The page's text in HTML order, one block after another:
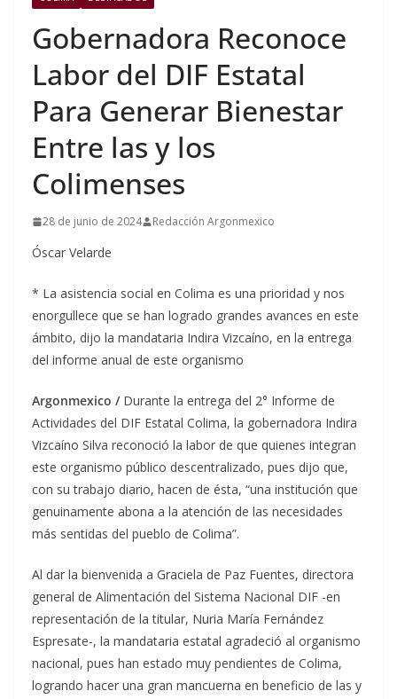
Gobernadora Reconoce
Labor del DIF Estatal
Para Generar Bienestar
Entre las y los
Colimenses
28 de junio de 2024 Redacción Argonmexico
Óscar Velarde
* La asistencia social en Colima es una prioridad y nos
enorgullece que se han logrado grandes avances en este
ámbito, dijo la mandataria Indira Vizcaíno, en la entrega
del informe anual de este organismo
Argonmexico / Durante la entrega del 2° Informe de
Actividades del DIF Estatal Colima, la gobernadora Indira
Vizcaíno Silva reconoció la labor de que quienes integran
este organismo público descentralizado, pues dijo que,
con su trabajo diario, hacen de ésta, “una institución que
genuinamente abona a la atención de las necesidades
más sentidas del pueblo de Colima”.
Al dar la bienvenida a Graciela de Paz Fuentes, directora
general de Alimentación del Sistema Nacional DIF -en
representación de la titular, Nuria María Fernández
Espresate-, la mandataria estatal agradeció al organismo
nacional, pues han estado muy pendientes de Colima,
logrando hacer una gran mancuerna en beneficio de las y